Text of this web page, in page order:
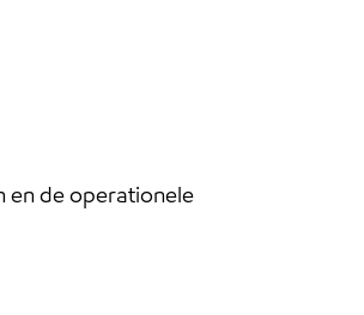
en de operationele